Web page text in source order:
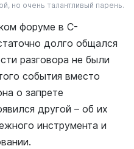
но очень талантливый парень.
форуме в С-
долго общался
разговора не были
события вместо
о запрете
другой – об их
инструмента и